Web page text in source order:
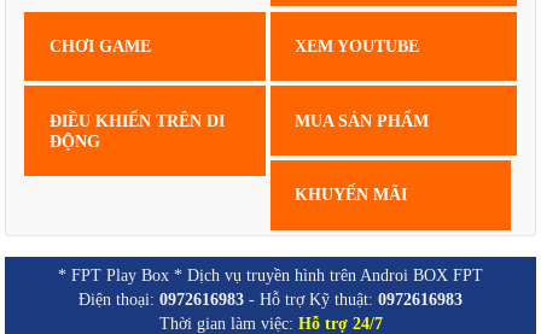
CHƠI GAME XEM YOUTUBE
ĐIỀU KHIỂN TRÊN DI
ĐỘNG
MUA SẢN PHẨM
KHUYẾN MÃI
* FPT Play Box * Dịch vụ truyền hình trên Androi BOX FPT
Điện thoại: 0972616983 - Hỗ trợ Kỹ thuật: 0972616983
Thời gian làm việc: Hỗ trợ 24/7